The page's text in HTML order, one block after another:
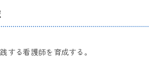
する看護師を育成する。